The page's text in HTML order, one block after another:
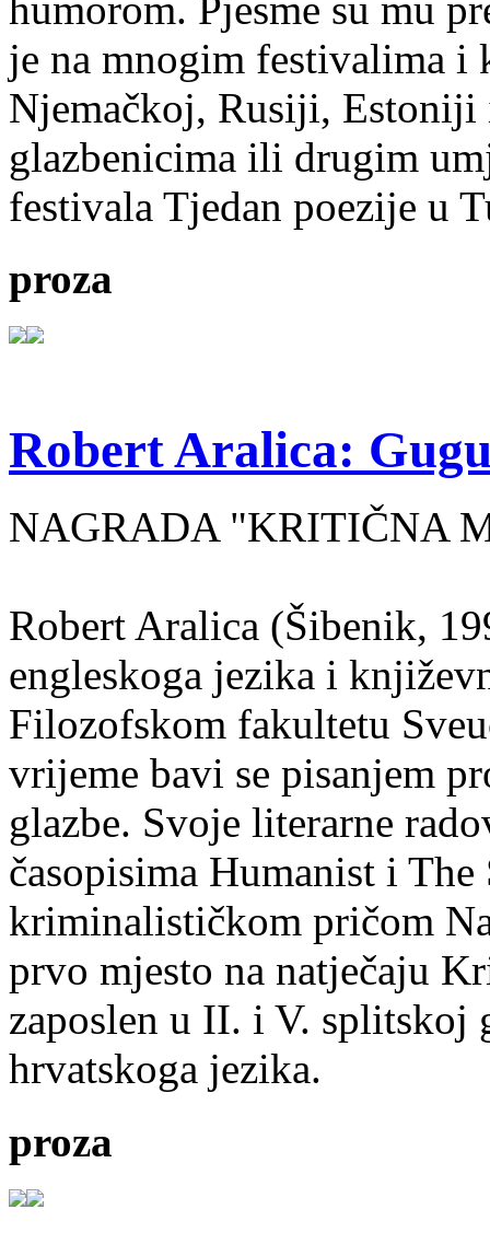
je na mnogim festivalima i
Njemačkoj, Rusiji, Estoniji
glazbenicima ili drugim
festivala Tjedan poezije u
proza
Robert Aralica:
NAGRADA "KRITIČNA
Robert Aralica (Šibenik,
engleskoga jezika i
Filozofskom fakultetu
vrijeme bavi se pisanjem
glazbe. Svoje literarne
časopisima Humanist i
kriminalističkom pričom
prvo mjesto na natječaju
zaposlen u II. i V. splitskoj
hrvatskoga jezika.
proza